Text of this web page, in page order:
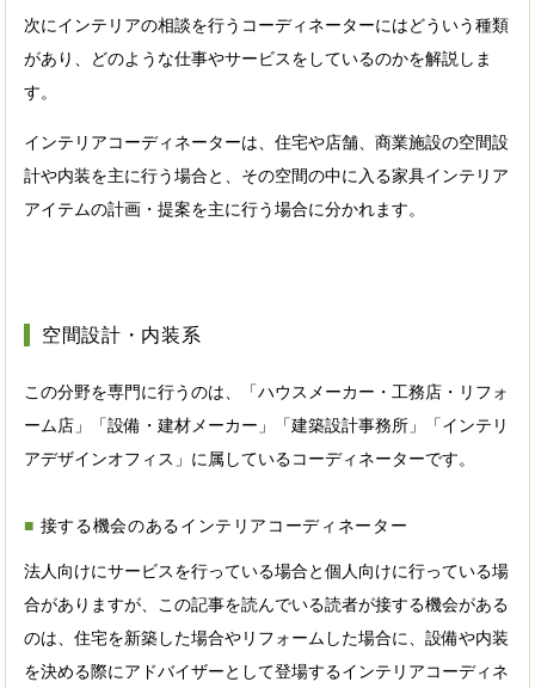
次にインテリアの相談を行うコーディネーターにはどういう種類
があり、どのような仕事やサービスをしているのかを解説しま
す。
インテリアコーディネーターは、住宅や店舗、商業施設の空間設
計や内装を主に行う場合と、その空間の中に入る家具インテリア
アイテムの計画・提案を主に行う場合に分かれます。
空間設計・内装系
この分野を専門に行うのは、「ハウスメーカー・工務店・リフォ
ーム店」「設備・建材メーカー」「建築設計事務所」「インテリ
アデザインオフィス」に属しているコーディネーターです。
接する機会のあるインテリアコーディネーター
法人向けにサービスを行っている場合と個人向けに行っている場
合がありますが、この記事を読んでいる読者が接する機会がある
のは、住宅を新築した場合やリフォームした場合に、設備や内装
を決める際にアドバイザーとして登場するインテリアコーディネ